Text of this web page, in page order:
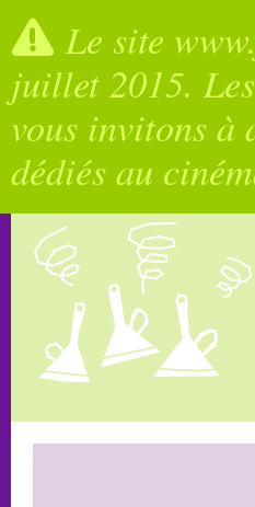
Le site
juillet 2015.
vous invitons à
dédiés au